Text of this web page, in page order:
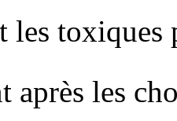
les toxiques
après les